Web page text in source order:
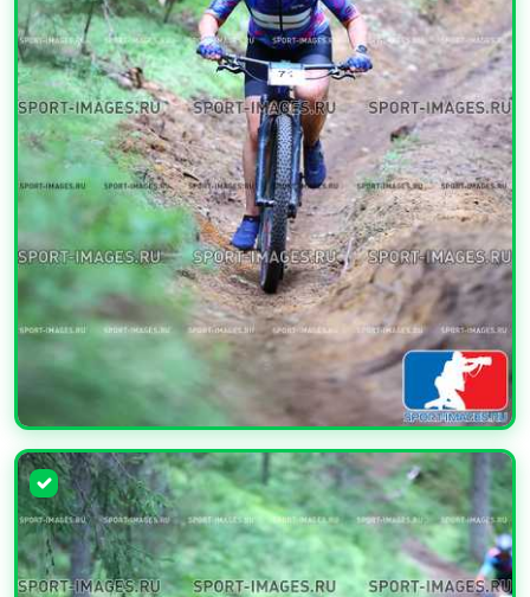
УВЕЛИЧИТЬ